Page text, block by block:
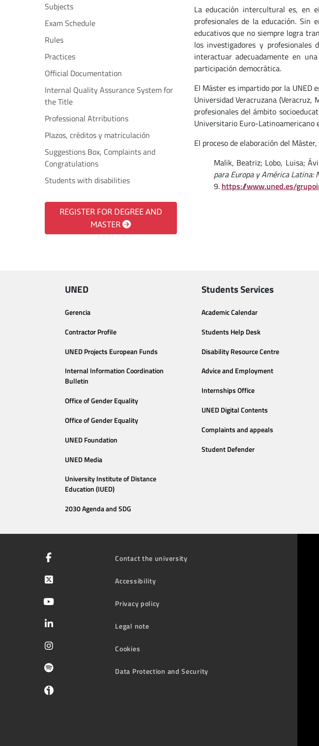
Subjects
Exam Schedule
Rules
Practices
Official Documentation
Internal Quality Assurance System for
the Title
Professional Atrributions
Plazos, créditos y matriculación
Suggestions Box, Complaints and
Congratulations
Students with disabilities
REGISTER FOR DEGREE AND
MASTER
La educación intercultural es, en
profesionales de la educación.
educativos que no siempre logra
los investigadores y profesionales
interactuar adecuadamente en
participación democrática.
El Máster es impartido por la UNED
Universidad Veracruzana
profesionales del ámbito
Universitario Euro-Latinoamericano
El proceso de elaboración del
Malik, Beatriz; Lobo, Luisa;
para Europa y América Latina:
9. https://www.uned.es/
UNED
Gerencia
Contractor Profile
UNED Projects European Funds
Internal Information Coordination
Bulletin
Office of Gender Equality
Office of Gender Equality
UNED Foundation
UNED Media
University Institute of Distance
Education (IUED)
2030 Agenda and SDG
Students Services
Academic Calendar
Students Help Desk
Disability Resource Centre
Advice and Employment
Internships Office
UNED Digital Contents
Complaints and appeals
Student Defender
Contact the university
Accessibility
Privacy policy
Legal note
Cookies
Data Protection and Security